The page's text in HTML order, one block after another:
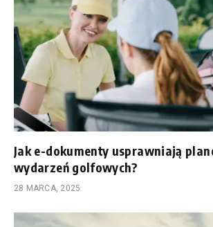
Jak e-dokumenty usprawniają
wydarzeń golfowych?
28 MARCA, 2025